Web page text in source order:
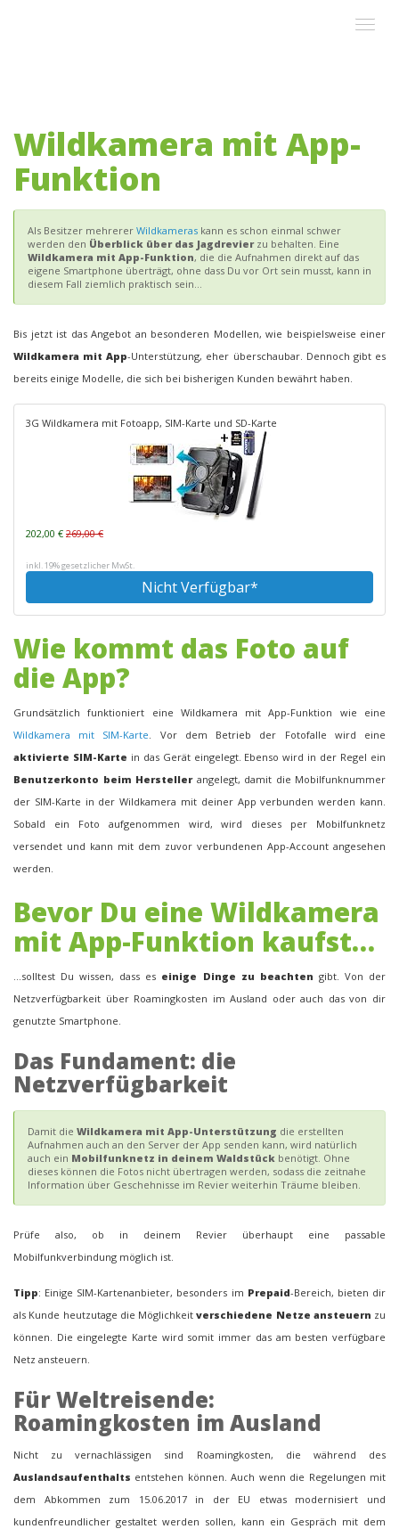
Toggle
Wildkamera mit App-
Funktion
Als Besitzer mehrerer Wildkameras kann es schon einmal schwer
werden den Überblick über das Jagdrevierzu behalten. Eine
Wildkamera mit App-Funktion, die die Aufnahmen direkt auf das
eigene Smartphone überträgt, ohne dass Du vor Ort sein musst, kann in
diesem Fall ziemlich praktisch sein…
Bis jetzt ist das Angebot an besonderen Modellen, wie beispielsweise einer
Wildkamera mit App-Unterstützung, eher überschaubar. Dennoch gibt es
bereits einige Modelle, die sich bei bisherigen Kunden bewährt haben.
3G Wildkamera mit Fotoapp, SIM-Karte und SD-Karte
202,00 € 269,00 €
inkl. 19% gesetzlicher MwSt.
Nicht Verfügbar*
Wie kommt das Foto auf
die App?
Grundsätzlich funktioniert eine Wildkamera mit App-Funktion wie eine
Wildkamera mit SIM-Karte. Vor dem Betrieb der Fotofalle wird eine
aktivierte SIM-Karte in das Gerät eingelegt. Ebenso wird in der Regel ein
Benutzerkonto beim Herstellerangelegt, damit die Mobilfunknummer
der SIM-Karte in der Wildkamera mit deiner App verbunden werden kann.
Sobald ein Foto aufgenommen wird, wird dieses per Mobilfunknetz
versendet und kann mit dem zuvor verbundenen App-Account angesehen
werden.
Bevor Du eine Wildkamera
mit App-Funktion kaufst…
…solltest Du wissen, dass es einige Dinge zu beachten gibt. Von der
Netzverfügbarkeit über Roamingkosten im Ausland oder auch das von dir
genutzte Smartphone.
Das Fundament: die
Netzverfügbarkeit
Damit die Wildkamera mit App-Unterstützung die erstellten
Aufnahmen auch an den Server der App senden kann, wird natürlich
auch ein Mobilfunknetz in deinem Waldstück benötigt. Ohne
dieses können die Fotos nicht übertragen werden, sodass die zeitnahe
Information über Geschehnisse im Revier weiterhin Träume bleiben.
Prüfe also, ob in deinem Revier überhaupt eine passable
Mobilfunkverbindung möglich ist.
Tipp: Einige SIM-Kartenanbieter, besonders im Prepaid-Bereich, bieten dir
als Kunde heutzutage die Möglichkeitverschiedene Netze ansteuern zu
können. Die eingelegte Karte wird somit immer das am besten verfügbare
Netz ansteuern.
Für Weltreisende:
Roamingkosten im Ausland
Nicht zu vernachlässigen sind Roamingkosten, die während des
Auslandsaufenthalts entstehen können. Auch wenn die Regelungen mit
dem Abkommen zum 15.06.2017 in der EU etwas modernisiert und
kundenfreundlicher gestaltet werden sollen, kann ein Gespräch mit dem